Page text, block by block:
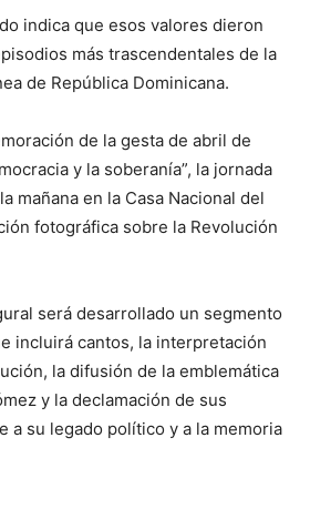
indica que esos valores dieron
más trascendentales de la
de República Dominicana.
de la gesta de abril de
y la soberanía”, la jornada
mañana en la Casa Nacional del
fotográfica sobre la Revolución
será desarrollado un segmento
incluirá cantos, la interpretación
la difusión de la emblemática
y la declamación de sus
a su legado político y a la memoria